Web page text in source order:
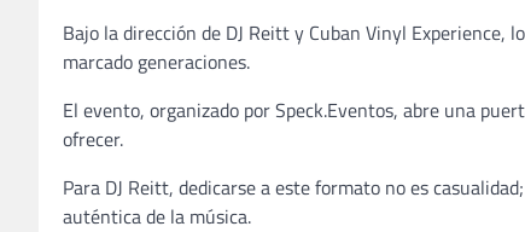
Bajo la dirección de DJ Reitt y Cuban Vinyl Experience,
marcado generaciones.
El evento, organizado por Speck.Eventos, abre una
ofrecer.
Para DJ Reitt, dedicarse a este formato no es
auténtica de la música.